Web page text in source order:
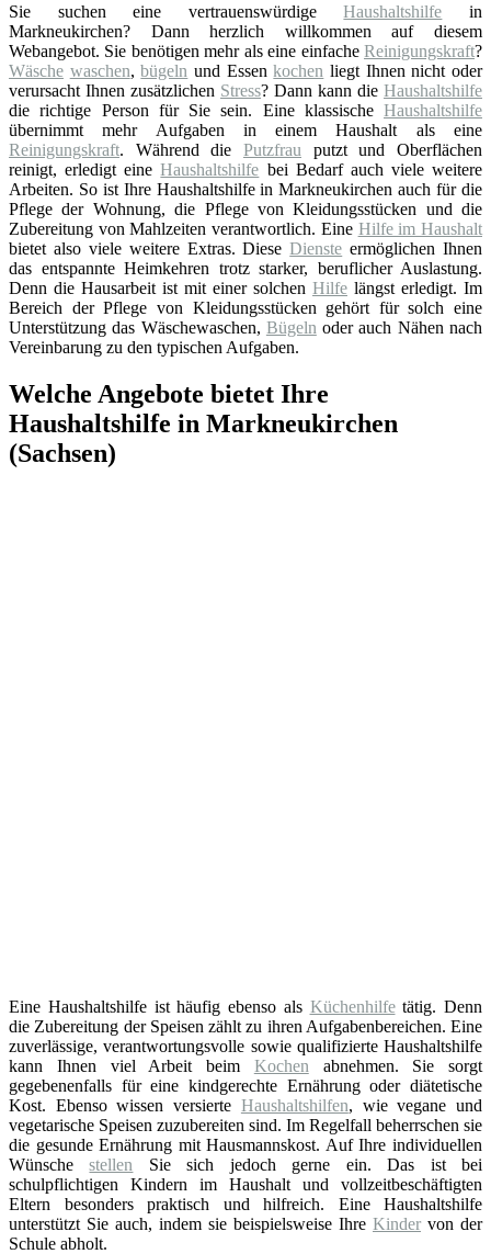
Sie suchen eine vertrauenswürdigeHaushaltshilfe in
Markneukirchen? Dann herzlich willkommen auf diesem
Webangebot. Sie benötigen mehr als eine einfache Reinigungskraft?
Wäsche waschen,bügeln und Essenkochen liegt Ihnen nicht oder
verursacht Ihnen zusätzlichen Stress? Dann kann die Haushaltshilfe
die richtige Person für Sie sein. Eine klassische Haushaltshilfe
übernimmt mehr Aufgaben in einem Haushalt als eine
Reinigungskraft. Während die Putzfrau putzt und Oberflächen
reinigt, erledigt eineHaushaltshilfe bei Bedarf auch viele weitere
Arbeiten. So ist Ihre Haushaltshilfe in Markneukirchen auch für die
Pflege der Wohnung, die Pflege von Kleidungsstücken und die
Zubereitung von Mahlzeiten verantwortlich. Eine Hilfe im Haushalt
bietet also viele weitere Extras. DieseDienste ermöglichen Ihnen
das entspannte Heimkehren trotz starker, beruflicher Auslastung.
Denn die Hausarbeit ist mit einer solchen Hilfe längst erledigt. Im
Bereich der Pflege von Kleidungsstücken gehört für solch eine
Unterstützung das Wäschewaschen, Bügeln oder auch Nähen nach
Vereinbarung zu den typischen Aufgaben.
Welche Angebote bietet Ihre
Haushaltshilfe in Markneukirchen
(Sachsen)
Eine Haushaltshilfe ist häufig ebenso als Küchenhilfetätig. Denn
die Zubereitung der Speisen zählt zu ihren Aufgabenbereichen. Eine
zuverlässige, verantwortungsvolle sowie qualifizierte Haushaltshilfe
kann Ihnen viel Arbeit beim Kochen abnehmen. Sie sorgt
gegebenenfalls für eine kindgerechte Ernährung oder diätetische
Kost. Ebenso wissen versierte Haushaltshilfen, wie vegane und
vegetarische Speisen zuzubereiten sind. Im Regelfall beherrschen sie
die gesunde Ernährung mit Hausmannskost. Auf Ihre individuellen
Wünschestellen Sie sich jedoch gerne ein. Das ist bei
schulpflichtigen Kindern im Haushalt und vollzeitbeschäftigten
Eltern besonders praktisch und hilfreich. Eine Haushaltshilfe
unterstützt Sie auch, indem sie beispielsweise Ihre Kinder von der
Schule abholt.